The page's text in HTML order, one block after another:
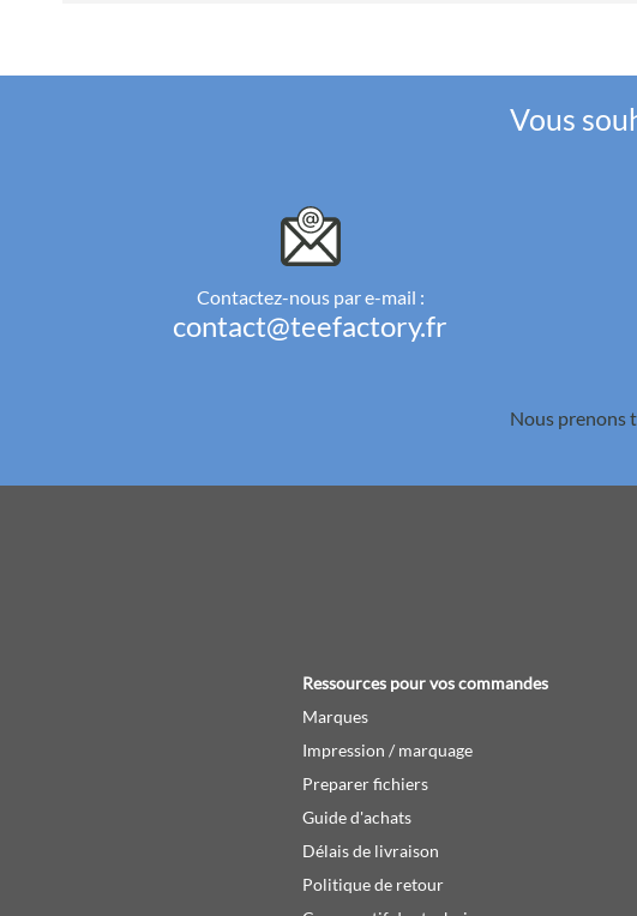
Vous
Contactez-nous par e-mail :
contact@teefactory.fr
Nous prenons
Ressources pour vos commandes
Marques
Impression / marquage
Preparer fichiers
Guide d'achats
Délais de livraison
Politique de retour